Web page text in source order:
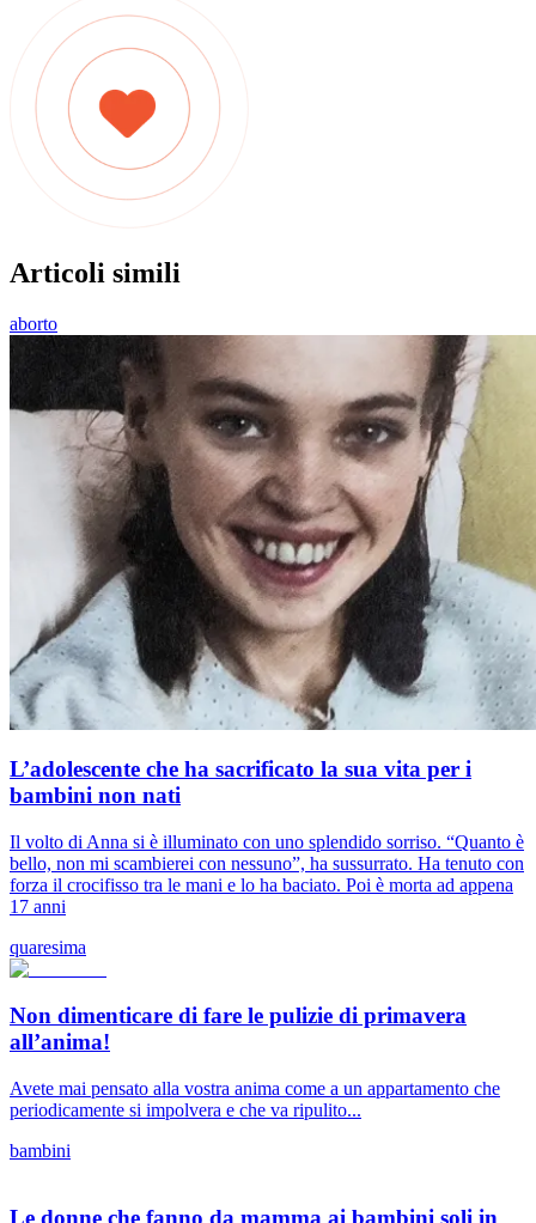
Articoli simili
aborto
L’adolescente che ha sacrificato la sua vita per i
bambini non nati
Il volto di Anna si è illuminato con uno splendido sorriso. “Quanto è
bello, non mi scambierei con nessuno”, ha sussurrato. Ha tenuto con
forza il crocifisso tra le mani e lo ha baciato. Poi è morta ad appena
17 anni
quaresima
Non dimenticare di fare le pulizie di primavera
all’anima!
Avete mai pensato alla vostra anima come a un appartamento che
periodicamente si impolvera e che va ripulito...
bambini
Le donne che fanno da mamma ai bambini soli in